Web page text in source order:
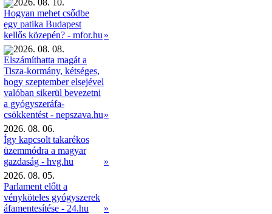
2026. 08. 10.
Hogyan mehet csődbe
egy patika Budapest
kellős közepén? - mfor.hu »
2026. 08. 08.
Elszámíthatta magát a
Tisza-kormány, kétséges,
hogy szeptember elsejével
valóban sikerül bevezetni
a gyógyszeráfa-
csökkentést - nepszava.hu»
2026. 08. 06.
Így kapcsolt takarékos
üzemmódra a magyar
gazdaság - hvg.hu
»
2026. 08. 05.
Parlament előtt a
vényköteles gyógyszerek
áfamentesítése - 24.hu
»